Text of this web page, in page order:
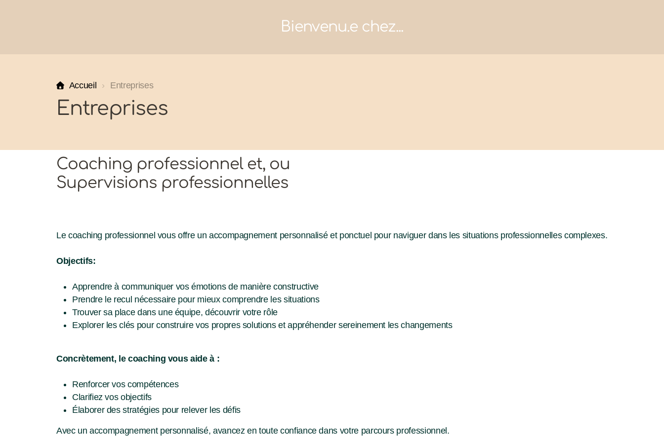
Bienvenu.e chez...
Accueil Entreprises
Entreprises
Coaching professionnel et, ou
Supervisions professionnelles
Le coaching professionnel vous offre un accompagnement personnalisé et ponctuel pour naviguer dans les situations professionnelles complexes.
Objectifs:
Apprendre à communiquer vos émotions de manière constructive
Prendre le recul nécessaire pour mieux comprendre les situations
Trouver sa place dans une équipe, découvrir votre rôle
Explorer les clés pour construire vos propres solutions et appréhender sereinement les changements
Concrètement, le coaching vous aide à :
Renforcer vos compétences
Clarifiez vos objectifs
Élaborer des stratégies pour relever les défis
Avec un accompagnement personnalisé, avancez en toute confiance dans votre parcours professionnel.